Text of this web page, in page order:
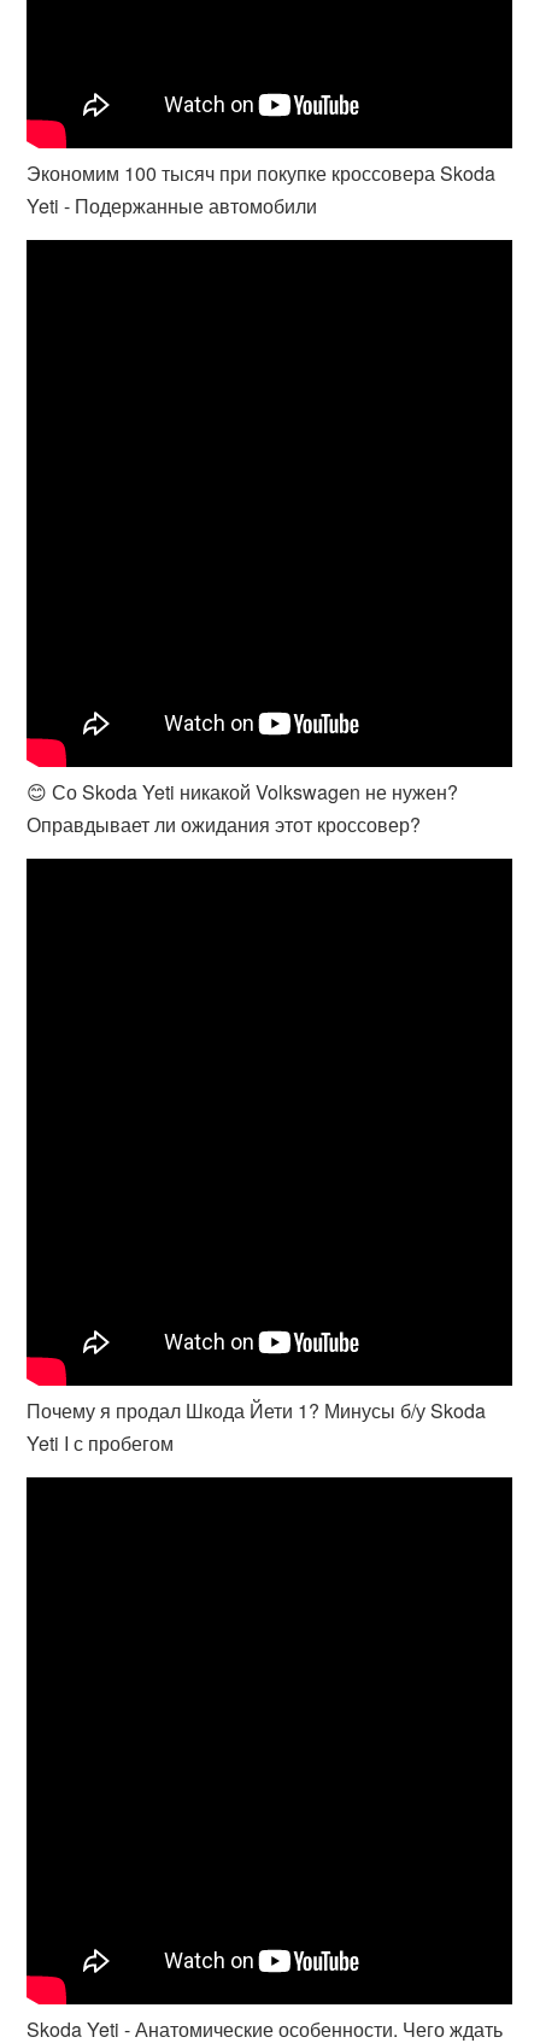
Экономим 100 тысяч при покупке кроссовера Skoda
Yeti - Подержанные автомобили
😊 Со Skoda Yeti никакой Volkswagen не нужен?
Оправдывает ли ожидания этот кроссовер?
Почему я продал Шкода Йети 1? Минусы б/у Skoda
Yeti I с пробегом
Skoda Yeti - Анатомические особенности. Чего ждать